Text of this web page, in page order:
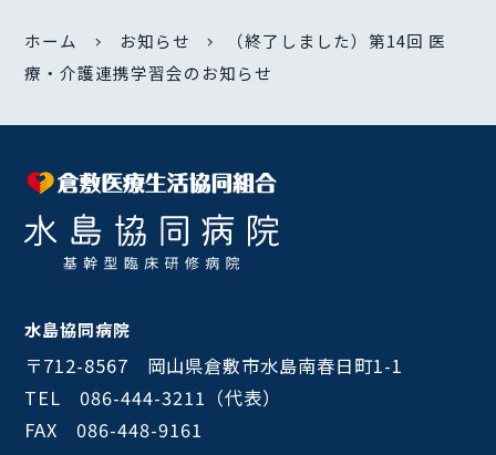
ホーム お知らせ
（終了しました）第14回 医
療・介護連携学習会のお知らせ
水島協同病院
〒712-8567 岡山県倉敷市水島南春日町1-1
TEL 086-444-3211（代表）
FAX 086-448-9161